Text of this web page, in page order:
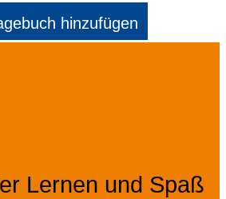
hinzufügen
Lernen und Spaß